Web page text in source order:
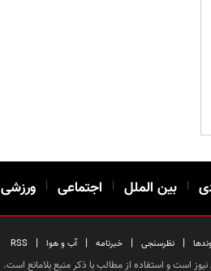
| بین الملل | اجتماعی | ورزشی
| نظرسنجی | خبرنامه | آب و هوا |
RSS
است و استفاده از مطالب با ذکر منبع بلامانع است.